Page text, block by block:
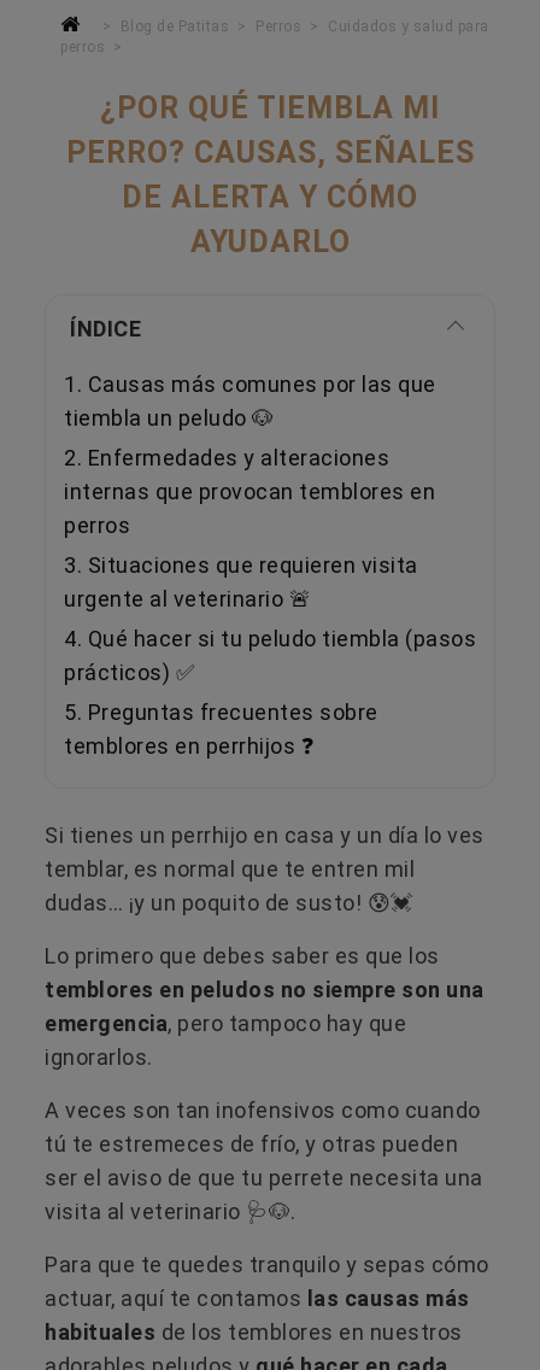
Blog de Patitas Perros
Cuidados y salud para
perros
¿POR QUÉ TIEMBLA MI
PERRO? CAUSAS, SEÑALES
DE ALERTA Y CÓMO
AYUDARLO
ÍNDICE
1. Causas más comunes por las que
tiembla un peludo 🐶
2. Enfermedades y alteraciones
internas que provocan temblores en
perros
3. Situaciones que requieren visita
urgente al veterinario 🚨
4. Qué hacer si tu peludo tiembla (pasos
prácticos) ✅
5. Preguntas frecuentes sobre
temblores en perrhijos ❓
Si tienes un perrhijo en casa y un día lo ves
temblar, es normal que te entren mil
dudas… ¡y un poquito de susto! 😰💓
Lo primero que debes saber es que los
temblores en peludos no siempre son una
emergencia, pero tampoco hay que
ignorarlos.
A veces son tan inofensivos como cuando
tú te estremeces de frío, y otras pueden
ser el aviso de que tu perrete necesita una
visita al veterinario 🩺🐶.
Para que te quedes tranquilo y sepas cómo
actuar, aquí te contamos las causas más
habituales de los temblores en nuestros